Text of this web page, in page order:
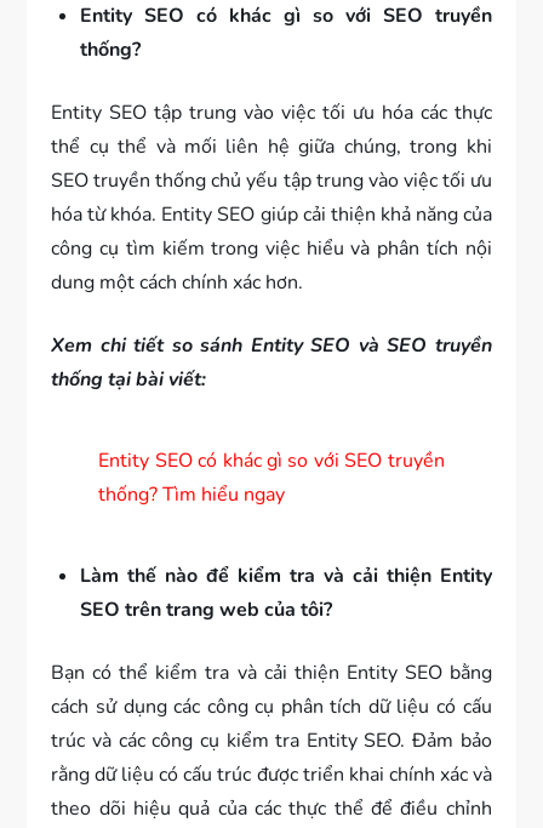
Entity SEO có khác gì so với SEO truyền
thống?
Entity SEO tập trung vào việc tối ưu hóa các thực
thể cụ thể và mối liên hệ giữa chúng, trong khi
SEO truyền thống chủ yếu tập trung vào việc tối ưu
hóa từ khóa. Entity SEO giúp cải thiện khả năng của
công cụ tìm kiếm trong việc hiểu và phân tích nội
dung một cách chính xác hơn.
Xem chi tiết so sánh Entity SEO và SEO truyền
thống tại bài viết:
Entity SEO có khác gì so với SEO truyền
thống? Tìm hiểu ngay
Làm thế nào để kiểm tra và cải thiện Entity
SEO trên trang web của tôi?
Bạn có thể kiểm tra và cải thiện Entity SEO bằng
cách sử dụng các công cụ phân tích dữ liệu có cấu
trúc và các công cụ kiểm tra Entity SEO. Đảm bảo
rằng dữ liệu có cấu trúc được triển khai chính xác và
theo dõi hiệu quả của các thực thể để điều chỉnh